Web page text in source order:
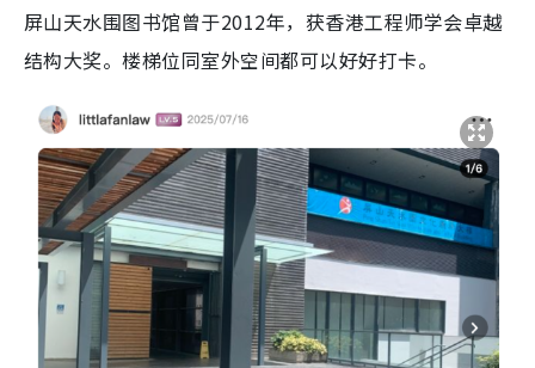
屏山天水围图书馆曾于2012年，获香港工程师学会卓越
结构大奖。楼梯位同室外空间都可以好好打卡。